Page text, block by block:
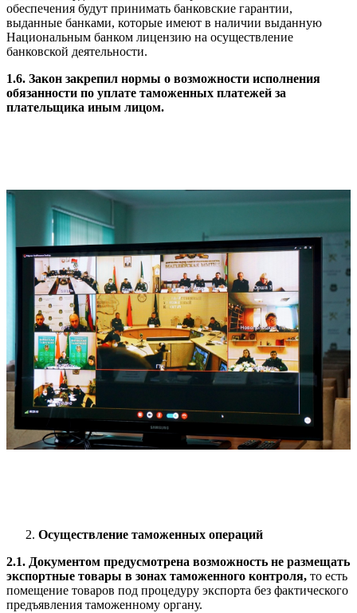
обеспечения будут принимать банковские гарантии,
выданные банками, которые имеют в наличии выданную
Национальным банком лицензию на осуществление
банковской деятельности.
1.6. Закон закрепил нормы о возможности исполнения
обязанности по уплате таможенных платежей за
плательщика иным лицом.
Осуществление таможенных операций
2.1. Документом предусмотрена возможность не размещать
экспортные товары в зонах таможенного контроля, то есть
помещение товаров под процедуру экспорта без фактического
предъявления таможенному органу.